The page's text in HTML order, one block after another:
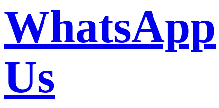
WhatsApp
Us